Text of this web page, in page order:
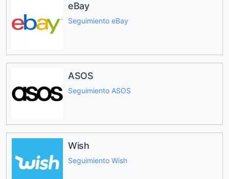
eBay
Seguimiento eBay
ASOS
Seguimiento ASOS
Wish
Seguimiento Wish